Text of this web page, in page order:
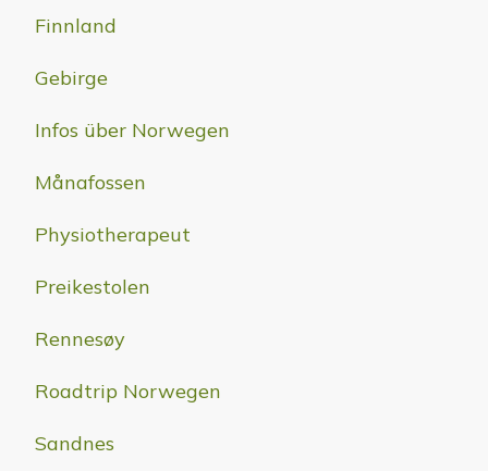
Finnland
Gebirge
Infos über Norwegen
Månafossen
Physiotherapeut
Preikestolen
Rennesøy
Roadtrip Norwegen
Sandnes